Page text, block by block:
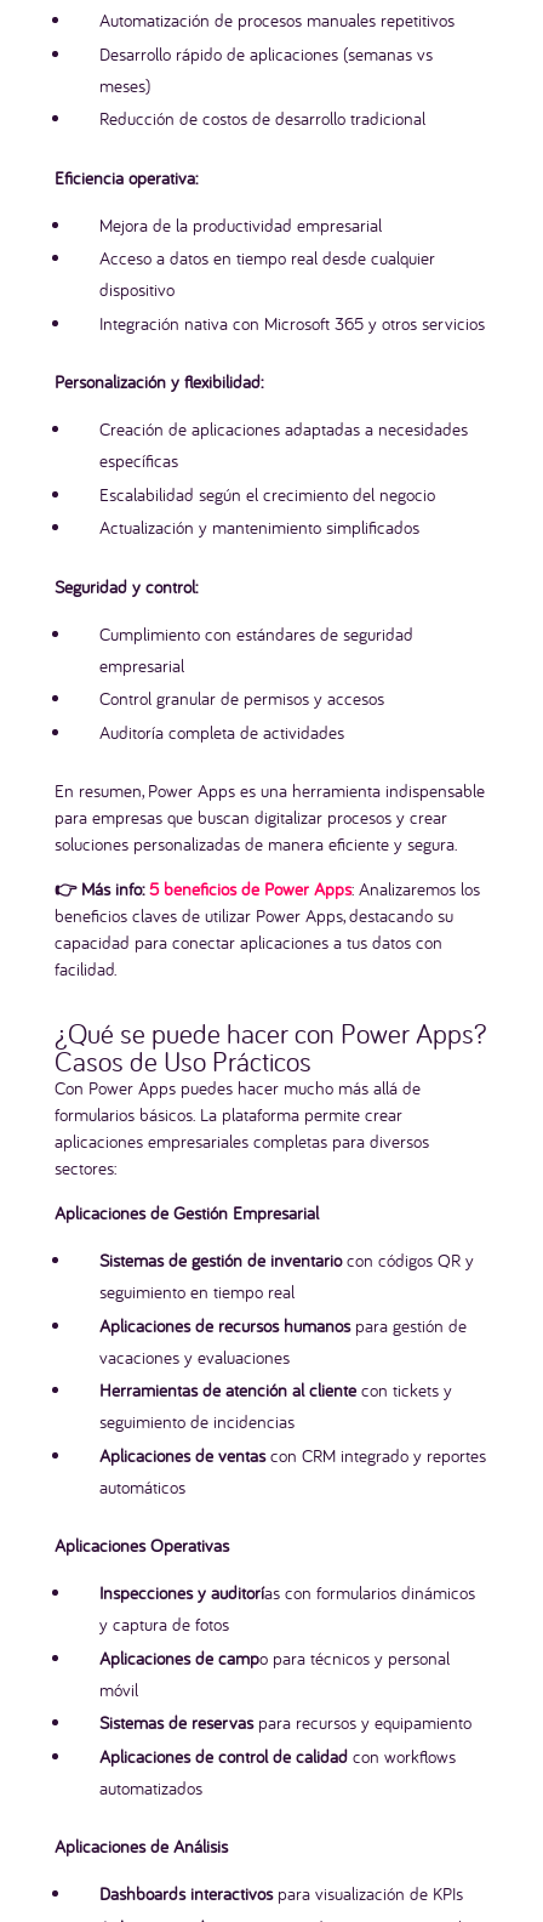
Automatización de procesos manuales repetitivos
Desarrollo rápido de aplicaciones (semanas vs
meses)
Reducción de costos de desarrollo tradicional
Eficiencia operativa:
Mejora de la productividad empresarial
Acceso a datos en tiempo real desde cualquier
dispositivo
Integración nativa con Microsoft 365 y otros servicios
Personalización y flexibilidad:
Creación de aplicaciones adaptadas a necesidades
específicas
Escalabilidad según el crecimiento del negocio
Actualización y mantenimiento simplificados
Seguridad y control:
Cumplimiento con estándares de seguridad
empresarial
Control granular de permisos y accesos
Auditoría completa de actividades
En resumen, Power Apps es una herramienta indispensable
para empresas que buscan digitalizar procesos y crear
soluciones personalizadas de manera eficiente y segura.
👉 Más info:5 beneficios de Power Apps: Analizaremos los
beneficios claves de utilizar Power Apps, destacando su
capacidad para conectar aplicaciones a tus datos con
facilidad.
¿Qué se puede hacer con Power Apps?
Casos de Uso Prácticos
Con Power Apps puedes hacer mucho más allá de
formularios básicos. La plataforma permite crear
aplicaciones empresariales completas para diversos
sectores:
Aplicaciones de Gestión Empresarial
Sistemas de gestión de inventariocon códigos QR y
seguimiento en tiempo real
Aplicaciones de recursos humanospara gestión de
vacaciones y evaluaciones
Herramientas de atención al cliente con tickets y
seguimiento de incidencias
Aplicaciones de ventascon CRM integrado y reportes
automáticos
Aplicaciones Operativas
Inspecciones y auditorías con formularios dinámicos
y captura de fotos
Aplicaciones de campo para técnicos y personal
móvil
Sistemas de reservaspara recursos y equipamiento
Aplicaciones de control de calidad con workflows
automatizados
Aplicaciones de Análisis
Dashboards interactivospara visualización de KPIs